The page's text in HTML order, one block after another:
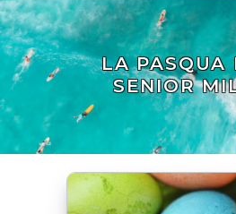
LA PASQUA
SENIOR